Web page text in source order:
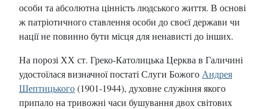
особи та абсолютна цінність людського життя. В основі
ж патріотичного ставлення особи до своєї держави чи
нації не повинно бути місця для ненависті до інших.
На порозі ХХ ст. Греко-Католицька Церква в Галичині
удостоїлася визначної постаті Слуги Божого Андрея
Шептицького(1901-1944), духовне служіння якого
припало на тривожні часи бушування двох світових